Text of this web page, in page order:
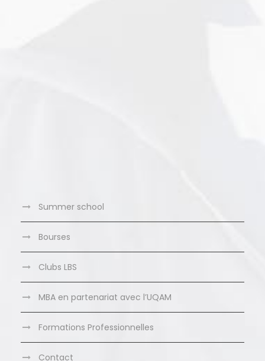
Summer school
Bourses
Clubs LBS
MBA en partenariat avec l’UQAM
Formations Professionnelles
Contact